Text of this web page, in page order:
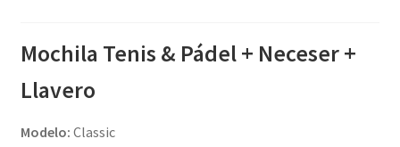
Mochila Tenis & Pádel + Neceser +
Llavero
Modelo: Classic